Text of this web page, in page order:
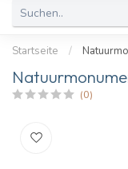
Startseite /
(0)